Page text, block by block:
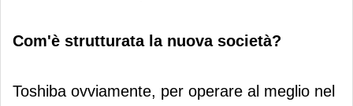
Com'è strutturata la nuova società?
Toshiba ovviamente, per operare al meglio nel